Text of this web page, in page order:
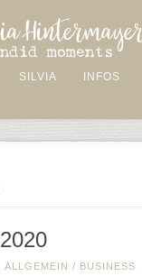
SILVIA INFOS
2020
ALLGEMEIN / BUSINESS